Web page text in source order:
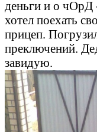
деньги и о чОрД
хотел поехать
прицеп.
преключений.
завидую.